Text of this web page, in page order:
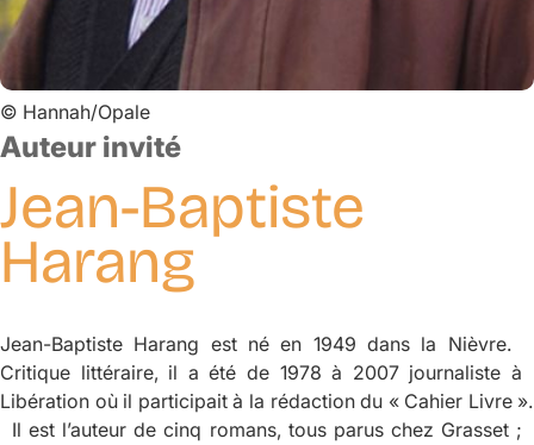
© Hannah/Opale
Auteur invité
Jean-Baptiste
Harang
Jean-Baptiste Harang est né en 1949 dans la Nièvre.
Critique littéraire, il a été de 1978 à 2007 journaliste à
Libération où il participait à la rédaction du « Cahier Livre ».
Il est l’auteur de cinq romans, tous parus chez Grasset ;